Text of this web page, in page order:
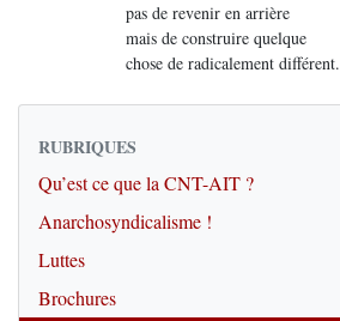
pas de revenir en arrière
mais de construire quelque
chose de radicalement différent.
RUBRIQUES
Qu’est ce que la CNT-AIT ?
Anarchosyndicalisme !
Luttes
Brochures